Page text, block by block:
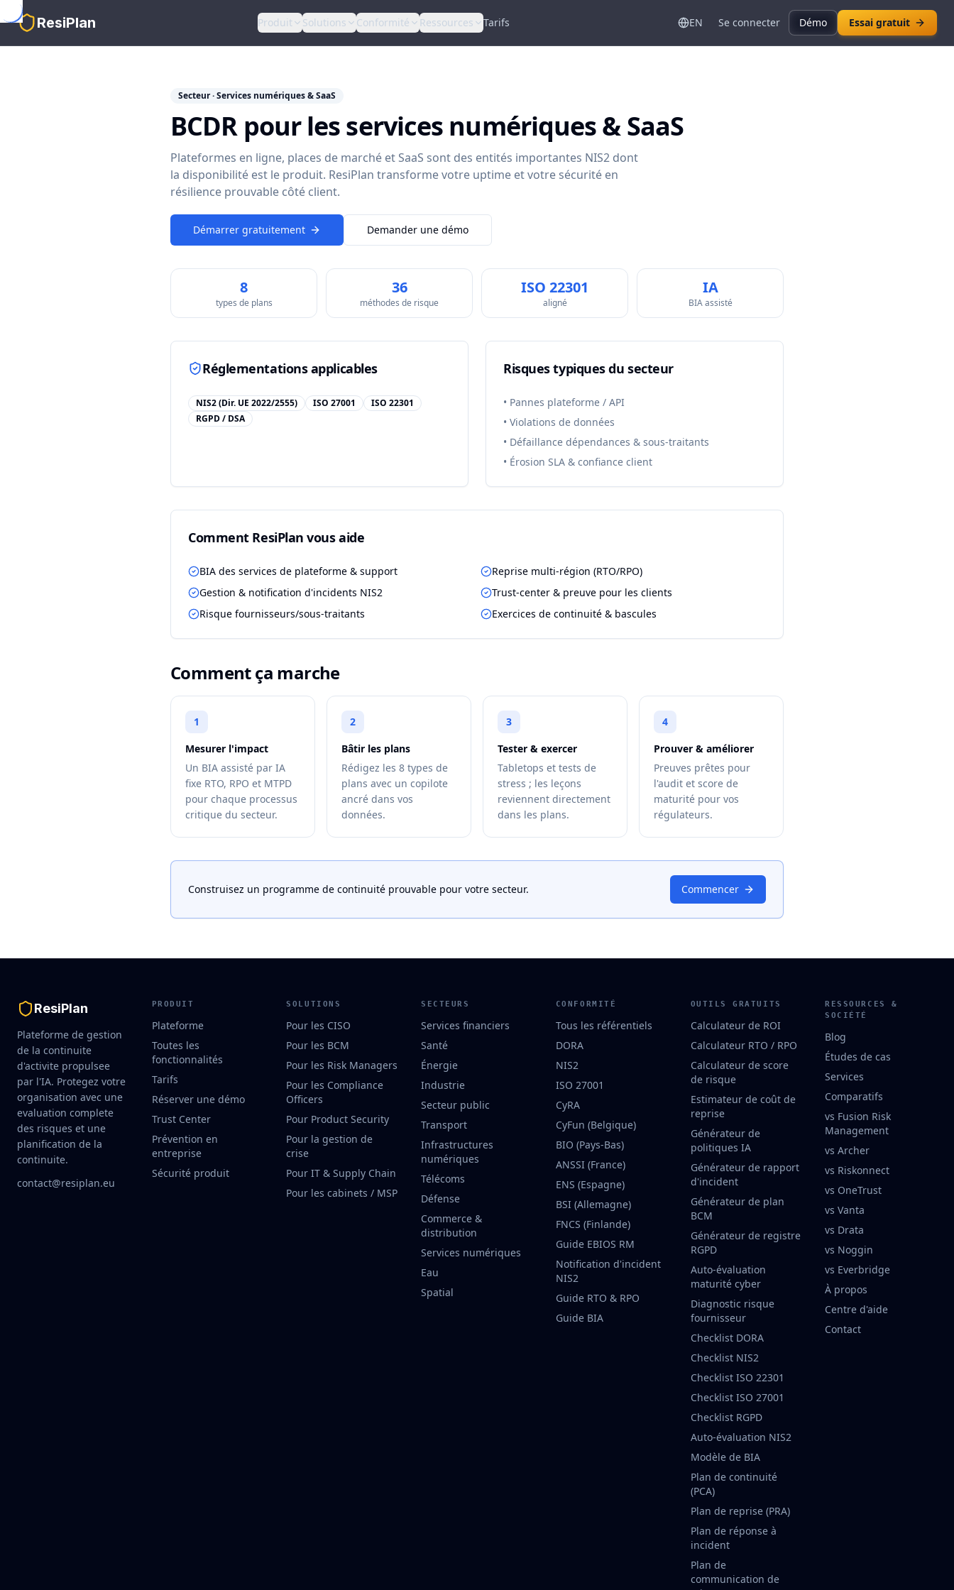
Skip to main content
ResiPlan Produit Solutions Conformité Ressources Tarifs EN Se connecter Démo Essai gratuit
Secteur · Services numériques & SaaS
BCDR pour les services numériques & SaaS
Plateformes en ligne, places de marché et SaaS sont des entités importantes NIS2 dont
la disponibilité est le produit. ResiPlan transforme votre uptime et votre sécurité en
résilience prouvable côté client.
Démarrer gratuitement Demander une démo
8
types de plans
36
méthodes de risque
ISO 22301
aligné
IA
BIA assisté
Réglementations applicables
NIS2 (Dir. UE 2022/2555) ISO 27001
ISO 22301
RGPD / DSA
Risques typiques du secteur
• Pannes plateforme / API
• Violations de données
• Défaillance dépendances & sous-traitants
• Érosion SLA & confiance client
Comment ResiPlan vous aide
BIA des services de plateforme & support
Reprise multi-région (RTO/RPO)
Gestion & notification d'incidents NIS2
Trust-center & preuve pour les clients
Risque fournisseurs/sous-traitants
Exercices de continuité & bascules
Comment ça marche
1
Mesurer l'impact
Un BIA assisté par IA
fixe RTO, RPO et MTPD
pour chaque processus
critique du secteur.
2
Bâtir les plans
Rédigez les 8 types de
plans avec un copilote
ancré dans vos
données.
3
Tester & exercer
Tabletops et tests de
stress ; les leçons
reviennent directement
dans les plans.
4
Prouver & améliorer
Preuves prêtes pour
l'audit et score de
maturité pour vos
régulateurs.
Construisez un programme de continuité prouvable pour votre secteur. Commencer
ResiPlan
Plateforme de gestion
de la continuite
d'activite propulsee
par l'IA. Protegez votre
organisation avec une
evaluation complete
des risques et une
planification de la
continuite.
contact@resiplan.eu
PRODUIT
Plateforme
Toutes les
fonctionnalités
Tarifs
Réserver une démo
Trust Center
Prévention en
entreprise
Sécurité produit
SOLUTIONS
Pour les CISO
Pour les BCM
Pour les Risk Managers
Pour les Compliance
Officers
Pour Product Security
Pour la gestion de
crise
Pour IT & Supply Chain
Pour les cabinets / MSP
SECTEURS
Services financiers
Santé
Énergie
Industrie
Secteur public
Transport
Infrastructures
numériques
Télécoms
Défense
Commerce &
distribution
Services numériques
Eau
Spatial
CONFORMITÉ
Tous les référentiels
DORA
NIS2
ISO 27001
CyRA
CyFun (Belgique)
BIO (Pays-Bas)
ANSSI (France)
ENS (Espagne)
BSI (Allemagne)
FNCS (Finlande)
Guide EBIOS RM
Notification d'incident
NIS2
Guide RTO & RPO
Guide BIA
OUTILS GRATUITS
Calculateur de ROI
Calculateur RTO / RPO
Calculateur de score
de risque
Estimateur de coût de
reprise
Générateur de
politiques IA
Générateur de rapport
d'incident
Générateur de plan
BCM
Générateur de registre
RGPD
Auto-évaluation
maturité cyber
Diagnostic risque
fournisseur
Checklist DORA
Checklist NIS2
Checklist ISO 22301
Checklist ISO 27001
Checklist RGPD
Auto-évaluation NIS2
Modèle de BIA
Plan de continuité
(PCA)
Plan de reprise (PRA)
Plan de réponse à
incident
Plan de
communication de
RESSOURCES &
SOCIÉTÉ
Blog
Études de cas
Services
Comparatifs
vs Fusion Risk
Management
vs Archer
vs Riskonnect
vs OneTrust
vs Vanta
vs Drata
vs Noggin
vs Everbridge
À propos
Centre d'aide
Contact